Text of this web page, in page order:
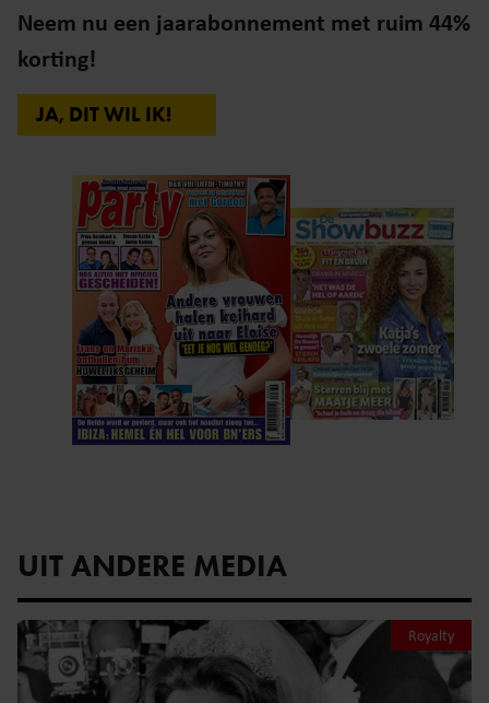
Neem nu een jaarabonnement met ruim 44%
korting!
JA, DIT WIL IK!
UIT ANDERE MEDIA
Royalty